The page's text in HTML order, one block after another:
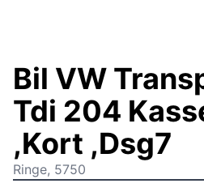
Bil VW
Tdi 204
,Kort ,Dsg7
Ringe, 5750